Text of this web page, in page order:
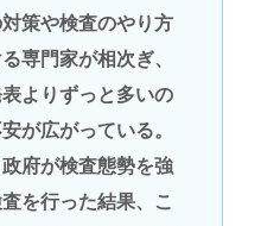
策や検査のやり方
専門家が相次ぎ、
よりずっと多いの
が広がっている。
府が検査態勢を強
を行った結果、こ